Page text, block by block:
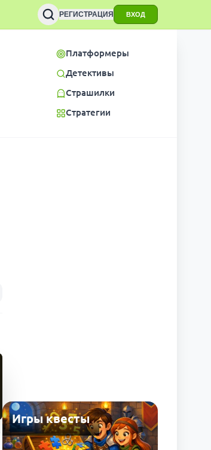
РЕГИСТРАЦИЯ ВХОД
Платформеры
Детективы
Страшилки
Стратегии
Игры квесты